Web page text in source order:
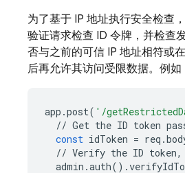
为了基于 IP 地址执行安全检查
验证请求检查 ID 令牌，并检查
否与之前的可信 IP 地址相符或
后再允许其访问受限数据。例如
app .post( '/
// Get the ID token
const idToken = req .
// Verify the ID token,
admin .auth() .